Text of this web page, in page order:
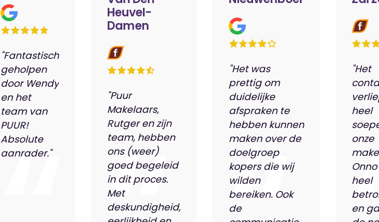
"Fantastisch
geholpen
door Wendy
en het
team van
PUUR!
Absolute
aanrader."
Heuvel-
Damen
"Puur
Makelaars,
Rutger en zijn
team, hebben
ons (weer)
goed begeleid
in dit proces.
Met
deskundigheid,
"Het was
prettig om
duidelijke
afspraken te
hebben kunnen
maken over de
doelgroep
kopers die wij
wilden
bereiken. Ook
de
"Het
heel
onze
heel
en